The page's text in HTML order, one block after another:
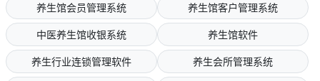
养生馆会员管理系统
养生馆客户管理系统
中医养生馆收银系统
养生馆软件
养生行业连锁管理软件
养生会所管理系统